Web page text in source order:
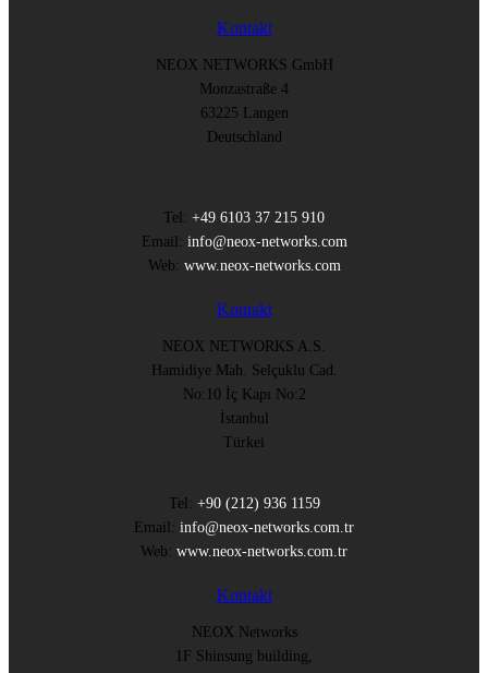
Kontakt
NEOX NETWORKS GmbH
Monzastraße 4
63225 Langen
Deutschland
Tel: +49 6103 37 215 910
Email: info@neox-networks.com
Web: www.neox-networks.com
Kontakt
NEOX NETWORKS A.S.
Hamidiye Mah. Selçuklu Cad.
No:10 İç Kapı No:2
İstanbul
Türkei
Tel: +90 (212) 936 1159
Email: info@neox-networks.com.tr
Web: www.neox-networks.com.tr
Kontakt
NEOX Networks
1F Shinsung building,